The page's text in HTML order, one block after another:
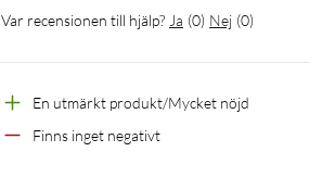
Var recensionen till hjälp? Ja (0) Nej (0)
En utmärkt produkt/Mycket nöjd
Finns inget negativt